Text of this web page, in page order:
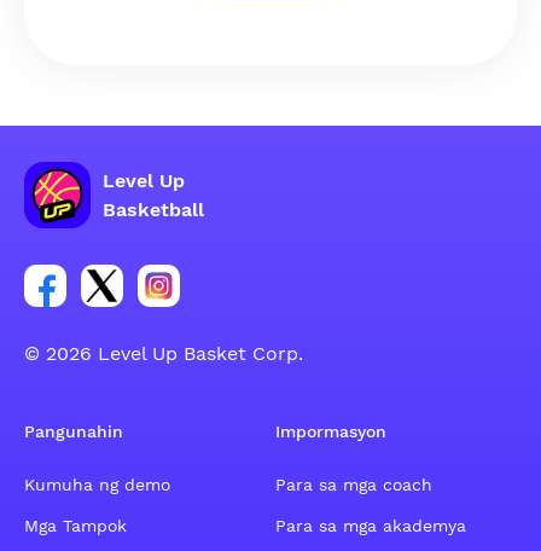
Level Up
Basketball
Link para sa social group ng Facebook account
Link para sa social group ng tweeter account
Link para sa social group ng Instagram
© 2026 Level Up Basket Corp.
Pangunahin
Kumuha ng demo
Mga Tampok
Impormasyon
Para sa mga coach
Para sa mga akademya